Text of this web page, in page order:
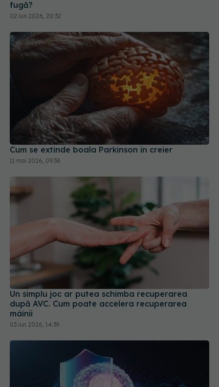
fugă?
02 iun 2026, 20:32
Cum se extinde boala Parkinson în creier
11 mai 2026, 09:38
Un simplu joc ar putea schimba recuperarea
după AVC. Cum poate accelera recuperarea
mâinii
03 iun 2026, 14:39